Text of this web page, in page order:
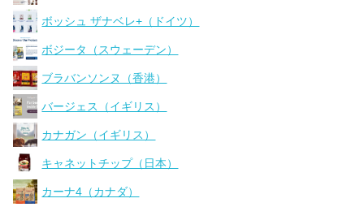
ボッシュ ザナベレ+（ドイツ）
ボジータ（スウェーデン）
ブラバンソンヌ（香港）
バージェス（イギリス）
カナガン（イギリス）
キャネットチップ（日本）
カーナ4（カナダ）